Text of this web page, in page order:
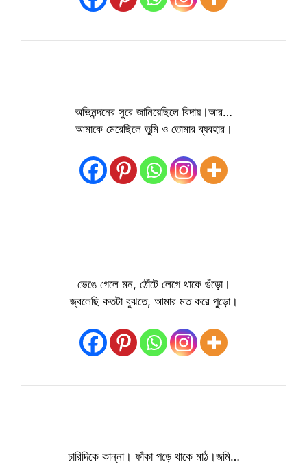
অভিনন্দনের সুরে জানিয়েছিলে বিদায়।আর…
আমাকে মেরেছিলে তুমি ও তোমার ব্যবহার।
ভেঙে গেলে মন, ঠোঁটে লেগে থাকে গুঁড়ো।
জ্বলেছি কতটা বুঝতে, আমার মত করে পুড়ো।
চারিদিকে কান্না। ফাঁকা পড়ে থাকে মাঠ।জমি…